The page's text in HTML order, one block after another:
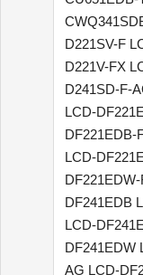
D221SV-F
D221V-FX
D241SD-F-
LCD-
DF221EDB-
LCD-
DF241EDB
LCD-
DF241EDW
AG LCD-